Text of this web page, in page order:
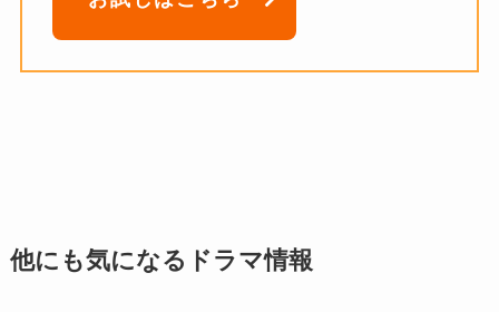
他にも気になるドラマ情報